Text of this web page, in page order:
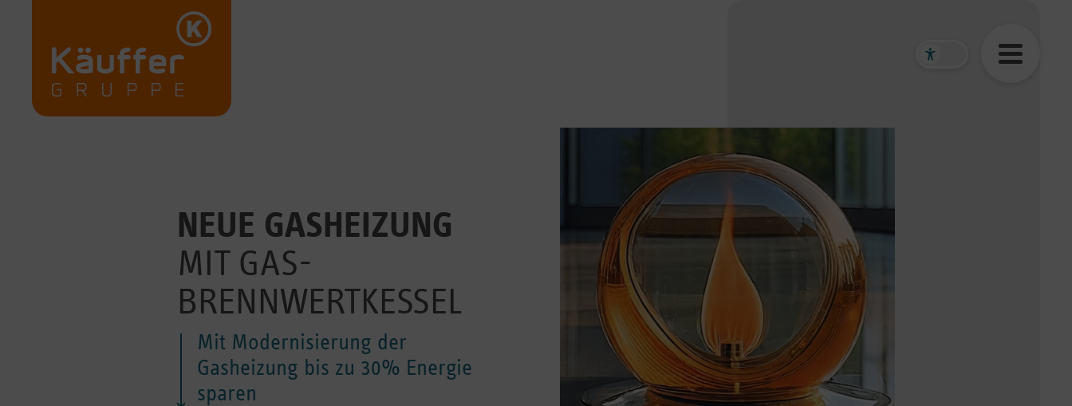
NEUE GASHEIZUNG
MIT GAS-
BRENNWERTKESSEL
Mit Modernisierung der
Gasheizung bis zu 30% Energie
sparen